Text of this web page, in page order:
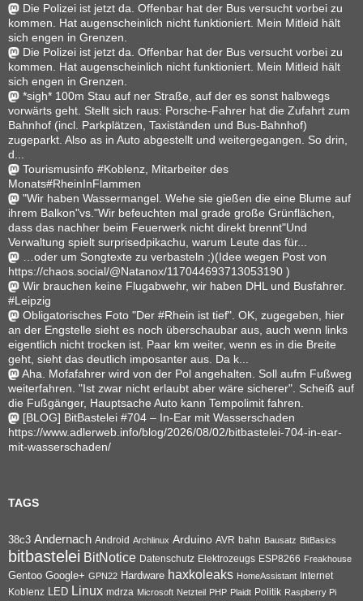
Die Polizei ist jetzt da. Offenbar hat der Bus versucht vorbei zu
kommen. Hat augenscheinlich nicht funktioniert. Mein Mitleid hält
sich engen in Grenzen.
Die Polizei ist jetzt da. Offenbar hat der Bus versucht vorbei zu
kommen. Hat augenscheinlich nicht funktioniert. Mein Mitleid hält
sich engen in Grenzen.
*sigh* 100m Stau auf ner Straße, auf der es sonst halbwegs
vorwärts geht. Stellt sich raus: Porsche-Fahrer hat die Zufahrt zum
Bahnhof (incl. Parkplätzen, Taxiständen und Bus-Bahnhof)
zugeparkt. Also as in Auto abgestellt und weitergegangen. So drin,
d...
Tourismusinfo #Koblenz, Mitarbeiter des
Monats#RheinInFlammen
"Wir haben Wassermangel. Wehe sie gießen die eine Blume auf
ihrem Balkon"vs."Wir befeuchten mal grade große Grünflächen,
dass das nachher beim Feuerwerk nicht direkt brennt"Und
Verwaltung spielt surprisedpikachu, warum Leute das für...
…oder um Songtexte zu verbasteln ;)(Idee wegen Post von
https://chaos.social/@Natanox/117044693713053190 )
Wir brauchen keine Flugabwehr, wir haben DHL und Busfahrer.
#Leipzig
Obligatorisches Foto "Der #Rhein ist tief". OK, zugegeben, hier
an der Engstelle sieht es noch überschaubar aus, auch wenn links
eigentlich nicht trocken ist. Paar km weiter, wenn es in die Breite
geht, sieht das deutlich imposanter aus. Da k...
Aha. Mofafahrer wird von der Pol angehalten. Soll aufm Fußweg
weiterfahren. "Ist zwar nicht erlaubt aber wäre sicherer". Scheiß auf
die Fußgänger, Hauptsache Auto kann Tempolimit fahren.
[BLOG] BitBastelei #704 – In-Ear mit Wasserschaden
https://www.adlerweb.info/blog/2026/08/02/bitbastelei-704-in-ear-
mit-wasserschaden/
TAGS
38c3 Andernach Android Archlinux Arduino AVR bahn Bausatz BitBasics
bitbastelei BitNotice Datenschutz Elektrozeugs ESP8266 Freakhouse
Gentoo Google+ GPN22 Hardware haxkoleaks HomeAssistant Internet
Koblenz LED Linux mdrza Microsoft Netzteil PHP Plaidt Politik Raspberry Pi